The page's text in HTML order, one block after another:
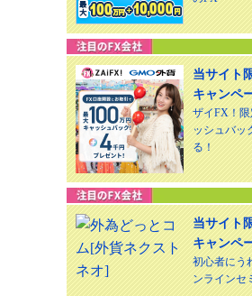
当サイト
キャンペ
ザイFX！限
ッシュバッ
る！
当サイト
キャンペ
初心者にう
ンラインセ